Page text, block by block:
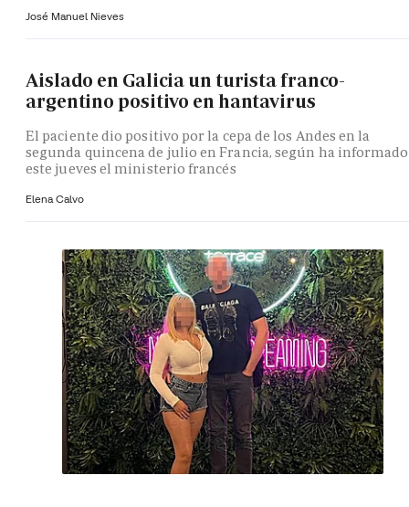
José Manuel Nieves
Aislado en Galicia un turista franco-
argentino positivo en hantavirus
El paciente dio positivo por la cepa de los Andes en la
segunda quincena de julio en Francia, según ha informado
este jueves el ministerio francés
Elena Calvo